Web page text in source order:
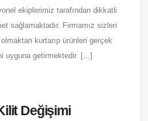
ekiplerimiz tarafından dikkatli
sağlamaktadır. Firmamız sizleri
kurtarıp ürünleri gerçek
uyguna getirmektedir. [...]
Değişimi